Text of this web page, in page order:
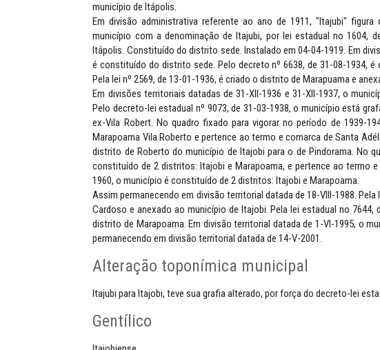
município de Itápolis.
Em divisão administrativa referente ao ano de 1911, "Itajubi"
município com a denominação de Itajubi, por lei estadual no 1604,
Itápolis. Constituído do distrito sede. Instalado em 04-04-1919. Em
é constituído do distrito sede. Pelo decreto nº 6638, de 31-08-1934,
Pela lei nº 2569, de 13-01-1936, é criado o distrito de Marapuama e
Em divisões territoriais datadas de 31-XII-1936 e 31-XII-1937, o
Pelo decreto-lei estadual nº 9073, de 31-03-1938, o município está
ex-Vila Robert. No quadro fixado para vigorar no período de 1939-
Marapoama Vila Roberto e pertence ao termo e comarca de Santa
distrito de Roberto do município de Itajobi para o de Pindorama. No
constituído de 2 distritos: Itajobi e Marapoama, e pertence ao termo
1960, o município é constituído de 2 distritos: Itajobi e Marapoama.
Assim permanecendo em divisão territorial datada de 18-VIII-1988.
Cardoso e anexado ao município de Itajobi. Pela lei estadual no
distrito de Marapoama. Em divisão territorial datada de 1-VI-1995, o
permanecendo em divisão territorial datada de 14-V-2001.
Alteração toponímica municipal
Itajubi para Itajobi, teve sua grafia alterado, por força do decreto-lei
Gentílico